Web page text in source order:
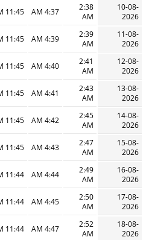
10-08-
2026
2:38
AM
4:37 AM
11:45 AM
11-08-
2026
2:39
AM
4:39 AM
11:45 AM
12-08-
2026
2:41
AM
4:40 AM
11:45 AM
13-08-
2026
2:43
AM
4:41 AM
11:45 AM
14-08-
2026
2:45
AM
4:42 AM
11:45 AM
15-08-
2026
2:47
AM
4:43 AM
11:45 AM
16-08-
2026
2:49
AM
4:44 AM
11:44 AM
17-08-
2026
2:50
AM
4:45 AM
11:44 AM
18-08-
2026
2:52
AM
4:47 AM
11:44 AM